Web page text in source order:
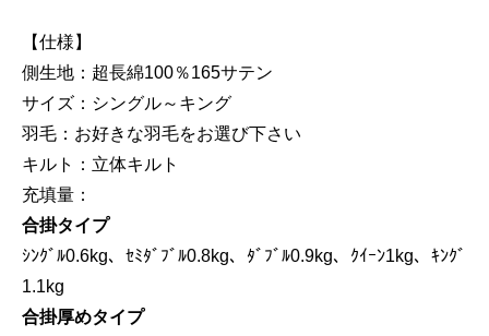
【仕様】
側生地：超長綿100％165サテン
サイズ：シングル～キング
羽毛：お好きな羽毛をお選び下さい
キルト：立体キルト
充填量：
合掛タイプ
ｼﾝｸﾞﾙ0.6kg、ｾﾐﾀﾞﾌﾞﾙ0.8kg、ﾀﾞﾌﾞﾙ0.9kg、ｸｲｰﾝ1kg、ｷﾝｸﾞ
1.1kg
合掛厚めタイプ